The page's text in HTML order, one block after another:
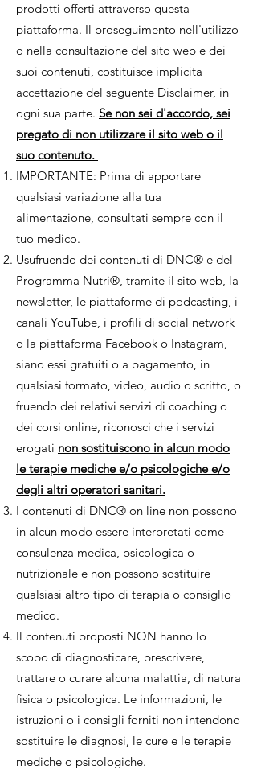
prodotti offerti attraverso questa
piattaforma. Il proseguimento nell'utilizzo
o nella consultazione del sito web e dei
suoi contenuti, costituisce implicita
accettazione del seguente Disclaimer, in
ogni sua parte. Se non sei d'accordo, sei
pregato di non utilizzare il sito web o il
suo contenuto.
IMPORTANTE: Prima di apportare
qualsiasi variazione alla tua
alimentazione, consultati sempre con il
tuo medico.
Usufruendo dei contenuti di DNC® e del
Programma Nutri®, tramite il sito web, la
newsletter, le piattaforme di podcasting, i
canali YouTube, i profili di social network
o la piattaforma Facebook o Instagram,
siano essi gratuiti o a pagamento, in
qualsiasi formato, video, audio o scritto, o
fruendo dei relativi servizi di coaching o
dei corsi online, riconosci che i servizi
erogati non sostituiscono in alcun modo
le terapie mediche e/o psicologiche e/o
degli altri operatori sanitari.
I contenuti di DNC® on line non possono
in alcun modo essere interpretati come
consulenza medica, psicologica o
nutrizionale e non possono sostituire
qualsiasi altro tipo di terapia o consiglio
medico.
Il contenuti proposti NON hanno lo
scopo di diagnosticare, prescrivere,
trattare o curare alcuna malattia, di natura
fisica o psicologica. Le informazioni, le
istruzioni o i consigli forniti non intendono
sostituire le diagnosi, le cure e le terapie
mediche o psicologiche.